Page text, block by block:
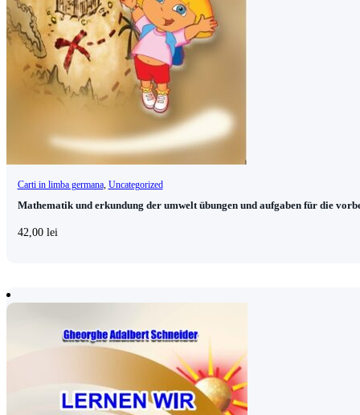
Carti in limba germana, Uncategorized
Mathematik und erkundung der umwelt übungen und aufgaben für die
42,00 lei